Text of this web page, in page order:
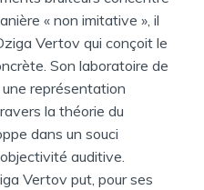
« non imitative », il
Vertov qui conçoit le
Son laboratoire de
une représentation
la théorie du
dans un souci
auditive.
Vertov put, pour ses